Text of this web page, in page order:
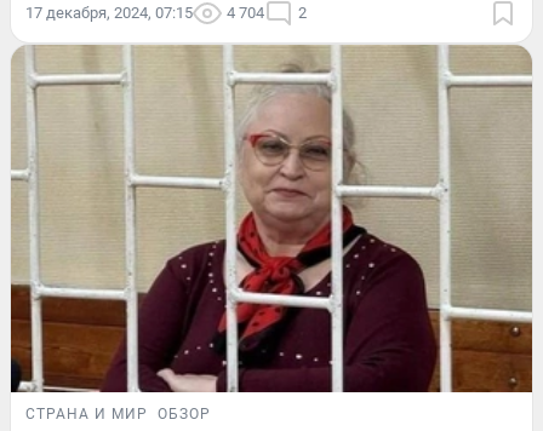
17 декабря, 2024, 07:15 4 704 2
СТРАНА И МИР ОБЗОР